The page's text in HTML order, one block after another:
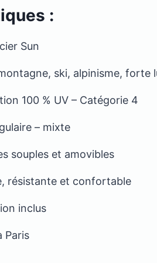
:
Sun
ski, alpinisme, forte
100 % UV – Catégorie 4
– mixte
souples et amovibles
résistante et confortable
inclus
Paris